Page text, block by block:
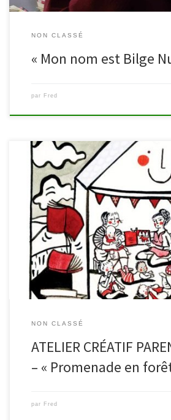
NON CLASSÉ
« Mon nom est Bilge
par Fred
La bibliothèque de Waimes et l’artiste
ce samedi 5 avril à 10h30 à participer à un
destiné aux tout-petits (0 à 2,5 ans).
la forêt au printemps à travers ses 5 sens.
les tout-petits […]
NON CLASSÉ
ATELIER CRÉATIF
– « Promenade en
par Fred